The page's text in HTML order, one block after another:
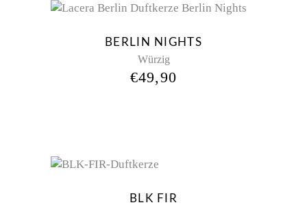
BERLIN NIGHTS
Würzig
€49,90
BLK FIR